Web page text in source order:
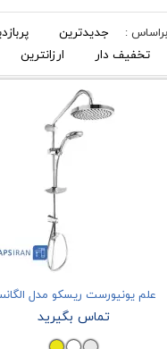
: جدیدترین
تخفیف دار ارزانترین
علم یونیورست ریسکو مدل
تماس بگیرید